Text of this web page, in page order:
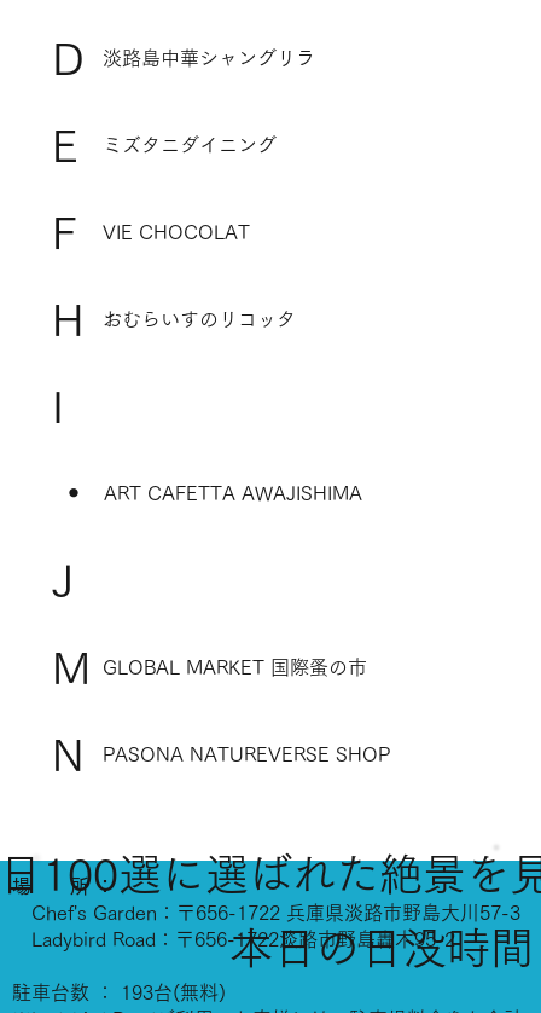
淡路島中華シャングリラ
D
ミズタニダイニング
E
VIE CHOCOLAT
F
おむらいすのリコッタ
H
ART CAFETTA AWAJISHIMA
I
・
J
GLOBAL MARKET 国際蚤の市
M
PASONA NATUREVERSE SHOP
N
場 所 ：
Chef's Garden：〒656-1722 兵庫県淡路市野島大川57-3
Ladybird Road：〒656-1722淡路市野島轟木95-2
駐車台数 ： 193台(無料)
100選に選ばれた絶景を
本日の日没時間